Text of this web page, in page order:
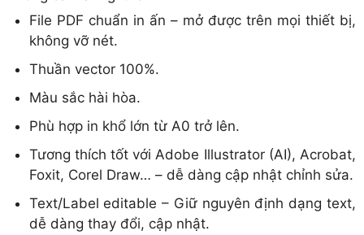
File PDF chuẩn in ấn – mở được trên mọi thiết bị,
không vỡ nét.
Thuần vector 100%.
Màu sắc hài hòa.
Phù hợp in khổ lớn từ A0 trở lên.
Tương thích tốt với Adobe Illustrator (AI), Acrobat,
Foxit, Corel Draw… – dễ dàng cập nhật chỉnh sửa.
Text/Label editable – Giữ nguyên định dạng text,
dễ dàng thay đổi, cập nhật.